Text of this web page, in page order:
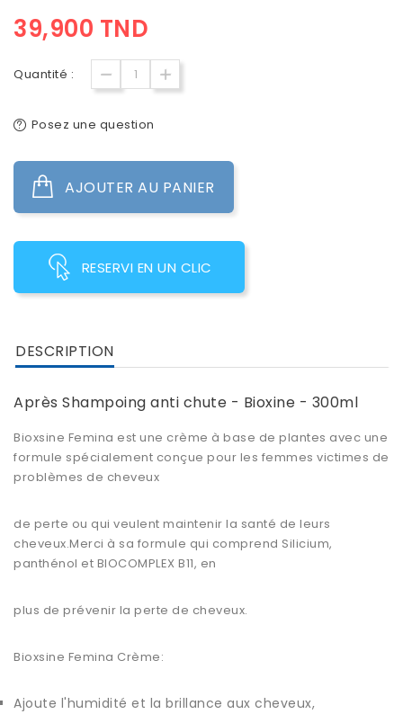
39,900 TND
Quantité :
Posez une question
AJOUTER AU PANIER
RESERVI EN UN CLIC
DESCRIPTION
Après Shampoing anti chute - Bioxine - 300ml
Bioxsine Femina est une crème à base de plantes avec une
formule spécialement conçue pour les femmes victimes de
problèmes de cheveux
de perte ou qui veulent maintenir la santé de leurs
cheveux.Merci à sa formule qui comprend Silicium,
panthénol et BIOCOMPLEX B11, en
plus de prévenir la perte de cheveux.
Bioxsine Femina Crème:
Ajoute l'humidité et la brillance aux cheveux,